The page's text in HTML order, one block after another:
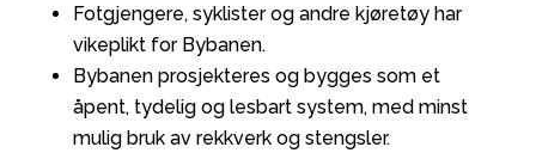
Fotgjengere, syklister og andre kjøretøy har
vikeplikt for Bybanen.
Bybanen prosjekteres og bygges som et
åpent, tydelig og lesbart system, med minst
mulig bruk av rekkverk og stengsler.